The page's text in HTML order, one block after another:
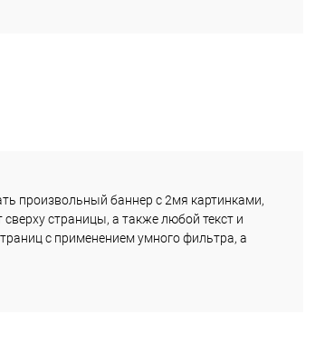
произвольный баннер с 2мя картинками,
страницы, а также любой текст и
с применением умного фильтра, а